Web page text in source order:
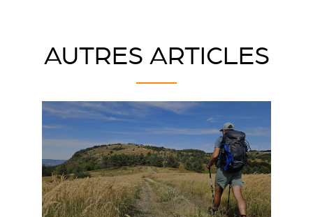
AUTRES ARTICLES